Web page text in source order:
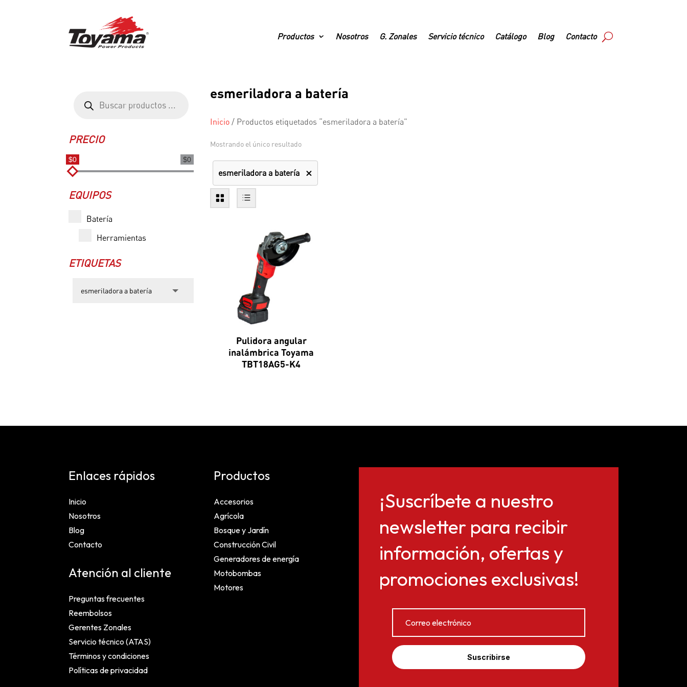
Productos Nosotros G. Zonales Servicio técnico Catálogo Blog Contacto
productos
PRECIO
$0
$0
EQUIPOS
Batería
Herramientas
ETIQUETAS
esmeriladora a batería
Inicio / Productos etiquetados “esmeriladora a batería”
Mostrando el único resultado
esmeriladora a batería
Pulidora angular
inalámbrica Toyama
TBT18AG5-K4
Enlaces rápidos
Inicio
Nosotros
Blog
Contacto
Atención al cliente
Preguntas frecuentes
Reembolsos
Gerentes Zonales
Servicio técnico (ATAS)
Términos y condiciones
Políticas de privacidad
Productos
Accesorios
Agrícola
Bosque y Jardín
Construcción Civil
Generadores de energía
Motobombas
Motores
¡Suscríbete a nuestro
newsletter para recibir
información, ofertas y
promociones exclusivas!
Suscribirse